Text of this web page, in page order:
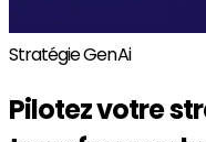
Stratégie GenAi
Pilotez votre